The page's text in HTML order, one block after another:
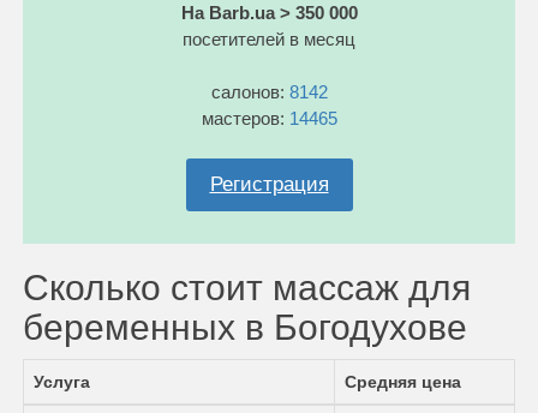
На Barb.ua > 350 000
посетителей в месяц
салонов: 8142
мастеров: 14465
Регистрация
Сколько стоит массаж для
беременных в Богодухове
Услуга Средняя цена